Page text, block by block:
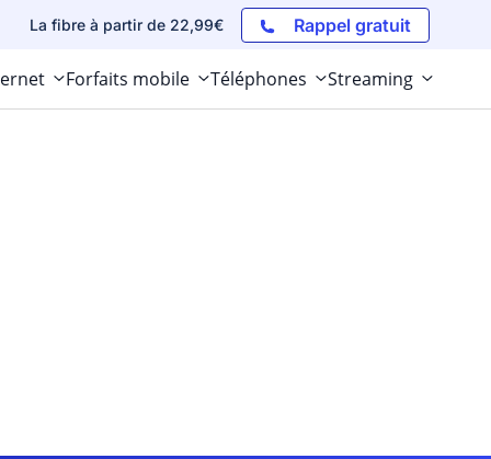
La fibre à partir de 22,99€ Rappel gratuit
Forfaits mobile Téléphones Streaming